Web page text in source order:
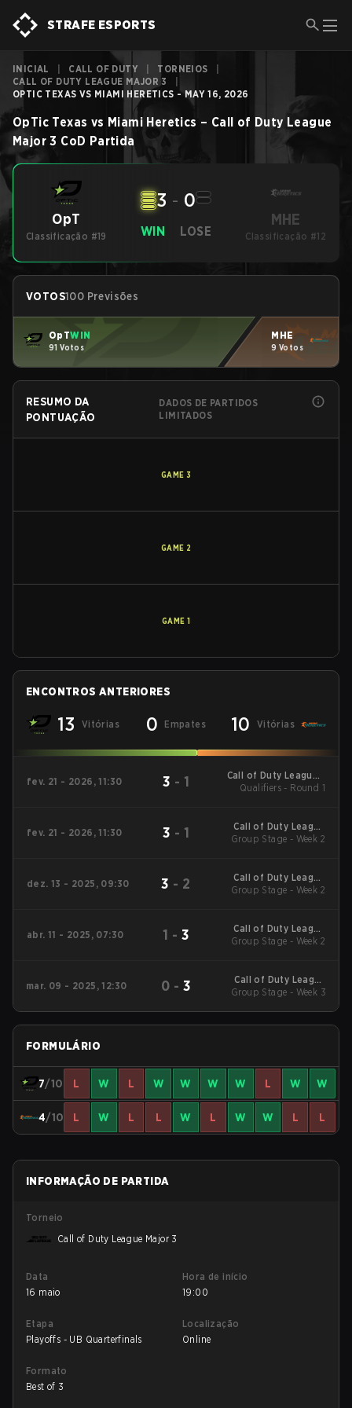
STRAFE ESPORTS
INICIAL CALL OF DUTY TORNEIOS
CALL OF DUTY LEAGUE MAJOR 3
OPTIC TEXAS VS MIAMI HERETICS - MAY 16, 2026
OpTic Texas vs Miami Heretics – Call of Duty League
Major 3 CoD Partida
OpT
Classificação #19 WIN
3 - 0
LOSE
MHE
Classificação #12
VOTOS100 Previsões
OpTWIN
91 Votos
MHE
9 Votos
RESUMO DA
PONTUAÇÃO
DADOS DE PARTIDOS
LIMITADOS
GAME 3
GAME 2
GAME 1
ENCONTROS ANTERIORES
13 Vitórias 0 Empates 10 Vitórias
fev. 21 - 2026, 11:30 3 - 1
Call of Duty League -
Call of Duty League
Qualifiers - Round 1
fev. 21 - 2026, 11:30 3 - 1
Call of Duty League
2026 Regular Season
Group Stage - Week 2
dez. 13 - 2025, 09:30 3 - 2
Call of Duty League
2026 Regular Season
Group Stage - Week 2
abr. 11 - 2025, 07:30 1 - 3
Call of Duty League
2025 Regular Season
Group Stage - Week 2
mar. 09 - 2025, 12:30 0 - 3
Call of Duty League
2025 Regular Season
Group Stage - Week 3
FORMULÁRIO
7/10 L W L W W W W L W W
4/10 L W L L W L W W L L
INFORMAÇÃO DE PARTIDA
Torneio
Call of Duty League Major 3
Data
16 maio
Hora de início
19:00
Etapa
Playoffs - UB Quarterfinals
Localização
Online
Formato
Best of 3